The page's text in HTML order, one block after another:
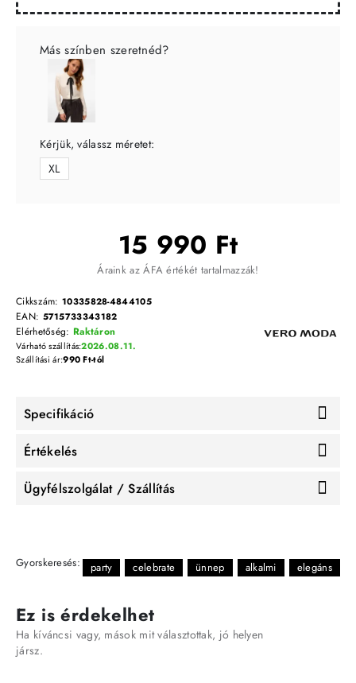
15 990 Ft
Áraink az ÁFA értékét tartalmazzák!
Cikkszám: 10335828-4844105
EAN: 5715733343182
Elérhetőség: Raktáron
Várható szállítás:2026.08.11.
Szállítási ár:990 Ft-tól
Más színben szeretnéd?
Kérjük, válassz méretet:
XL
Specifikáció
Értékelés
Ügyfélszolgálat / Szállítás
Gyorskeresés: party celebrate ünnep alkalmi elegáns
Ez is érdekelhet
Ha kíváncsi vagy, mások mit választottak, jó helyen
jársz.